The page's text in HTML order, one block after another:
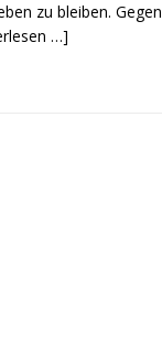
zu bleiben.
…]